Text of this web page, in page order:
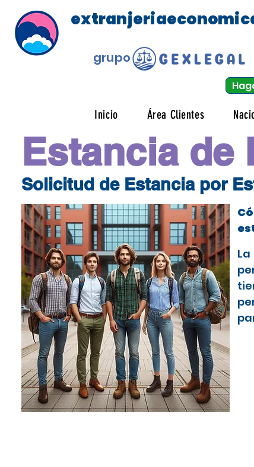
grupo
Inicio Área Clientes
Estancia de
Solicitud de Estancia por